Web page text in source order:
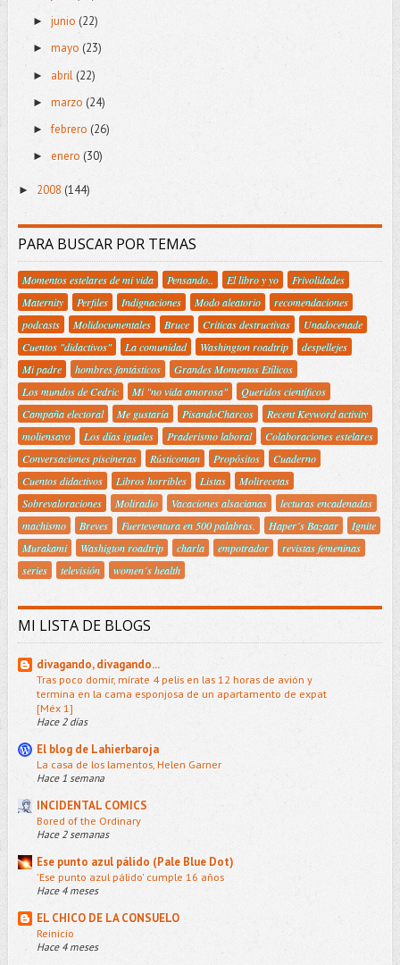
► junio (22)
► mayo (23)
► abril(22)
► marzo (24)
►febrero (26)
► enero (30)
► 2008 (144)
PARA BUSCAR POR TEMAS
Momentos estelares de mi vida Pensando.. El libro y yo
Frivolidades
Maternity
Perfiles Indignaciones Modo aleatorio
recomendaciones
podcasts
Molidocumentales Bruce Criticas destructivas
Unadocenade
Cuentos "didactivos"
La comunidad Washington roadtrip
despellejes
Mi padre
hombres fantásticos
Grandes Momentos Etílicos
Los mundos de Cedric
Mi "no vida amorosa"
Queridos científicos
Campaña electoral
Me gustaría PisandoCharcos
Recent Keyword activity
moliensayo
Los días iguales Praderismo laboral
Colaboraciones estelares
Conversaciones piscineras
Rústicoman Propósitos
Cuaderno
Cuentos didactivos
Libros horribles Listas
Molirecetas
Sobrevaloraciones
Moliradio Vacaciones alsacianas
lecturas encadenadas
machismo
Breves Fuerteventura en 500 palabras. Haper´s Bazaar
Ignite
Murakami
Washigton roadtrip charla empotrador
revistas femeninas
series
televisión women´s health
MI LISTA DE BLOGS
divagando, divagando...
Tras poco domir, mírate 4 pelis en las 12 horas de avión y
termina en la cama esponjosa de un apartamento de expat
[Méx 1]
Hace 2 días
El blog de Lahierbaroja
La casa de los lamentos, Helen Garner
Hace 1 semana
INCIDENTAL COMICS
Bored of the Ordinary
Hace 2 semanas
Ese punto azul pálido (Pale Blue Dot)
'Ese punto azul pálido' cumple 16 años
Hace 4 meses
EL CHICO DE LA CONSUELO
Reinicio
Hace 4 meses